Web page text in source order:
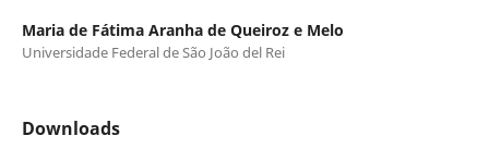
Maria de Fátima Aranha de Queiroz e Melo
Universidade Federal de São João del Rei
Downloads